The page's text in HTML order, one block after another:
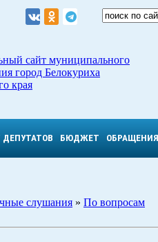
сайт муниципального
город Белокуриха
края
ДЕПУТАТОВ БЮДЖЕТ ОБРАЩЕНИЯ
слушания » По вопросам